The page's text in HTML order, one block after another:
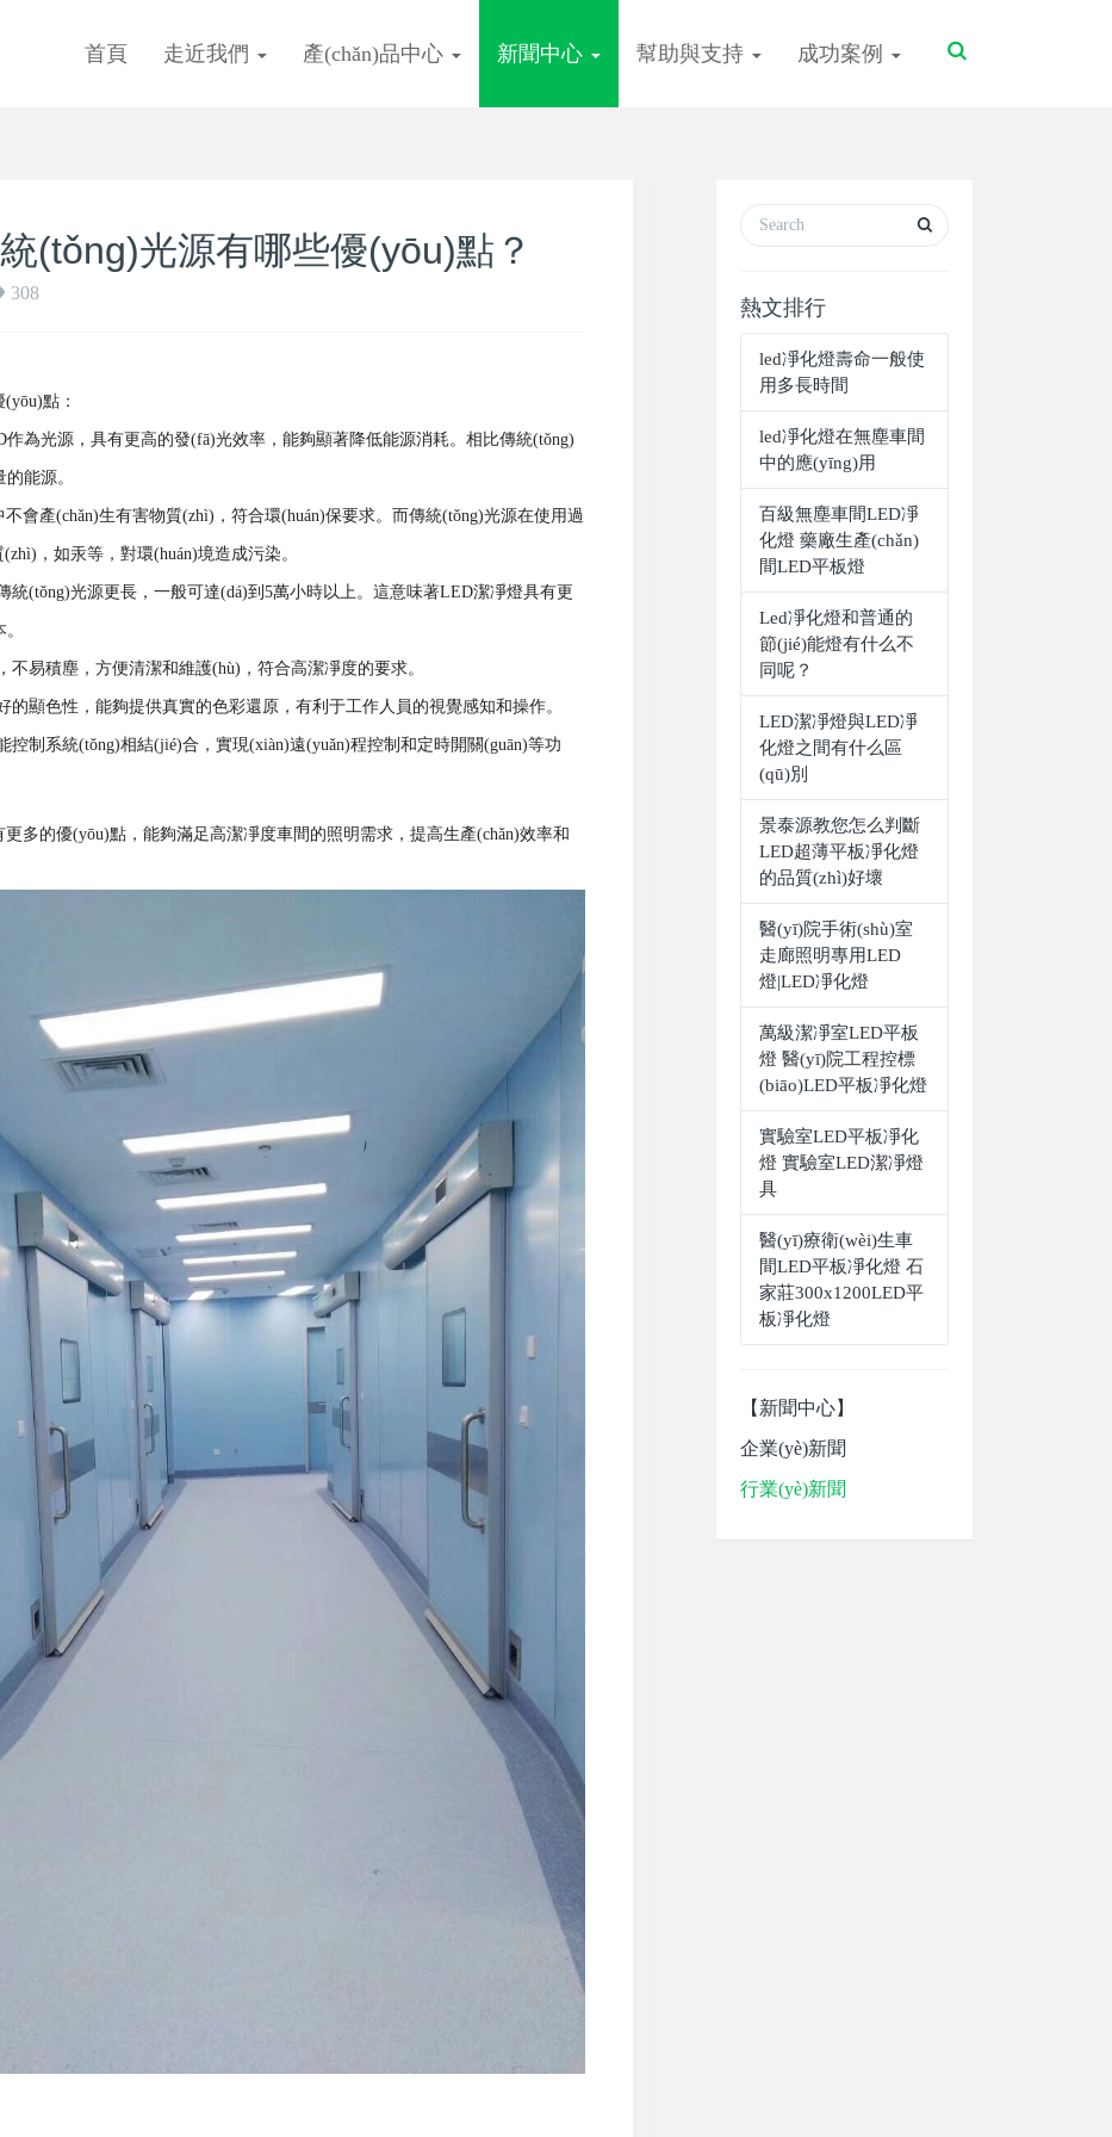
Toggle
Search
首頁 走近我們 產(chǎn)品中心 新聞中心 幫助與支持 成功案例
光源有哪些優(yōu)點？
308
點：
為光源，具有更高的發(fā)光效率，能夠顯著降低能源消耗。相比傳統(tǒng)
。
產(chǎn)生有害物質(zhì)，符合環(huán)保要求。而傳統(tǒng)光源在使用過
，如汞等，對環(huán)境造成污染。
光源更長，一般可達(dá)到5萬小時以上。這意味著LED潔凈燈具有更
易積塵，方便清潔和維護(hù)，符合高潔凈度的要求。
顯色性，能夠提供真實的色彩還原，有利于工作人員的視覺感知和操作。
制系統(tǒng)相結(jié)合，實現(xiàn)遠(yuǎn)程控制和定時開關(guān)等功
多的優(yōu)點，能夠滿足高潔凈度車間的照明需求，提高生產(chǎn)效率和
熱文排行
led凈化燈壽命一般使
用多長時間
led凈化燈在無塵車間
中的應(yīng)用
百級無塵車間LED凈
化燈 藥廠生產(chǎn)
間LED平板燈
Led凈化燈和普通的
節(jié)能燈有什么不
同呢？
LED潔凈燈與LED凈
化燈之間有什么區
(qū)別
景泰源教您怎么判斷
LED超薄平板凈化燈
的品質(zhì)好壞
醫(yī)院手術(shù)室
走廊照明專用LED
燈|LED凈化燈
萬級潔凈室LED平板
燈 醫(yī)院工程控標
(biāo)LED平板凈化燈
實驗室LED平板凈化
燈 實驗室LED潔凈燈
具
醫(yī)療衛(wèi)生車
間LED平板凈化燈 石
家莊300x1200LED平
板凈化燈
【新聞中心】
企業(yè)新聞
行業(yè)新聞